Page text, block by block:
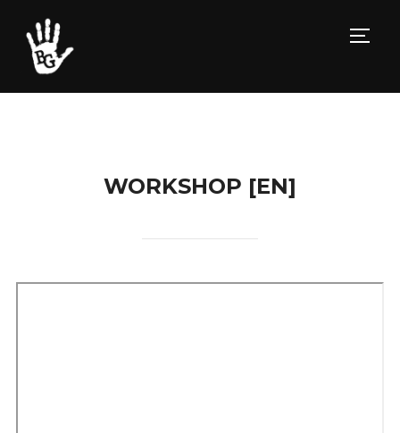
WORKSHOP [EN]